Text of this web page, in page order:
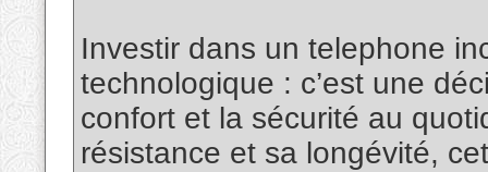
Investir dans un telephone
technologique : c’est une
confort et la sécurité au
résistance et sa longévité,